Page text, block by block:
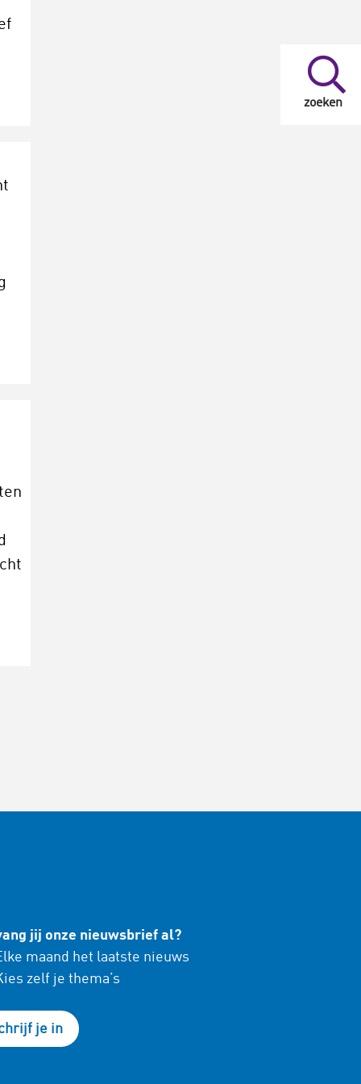
zoeken
jij onze nieuwsbrief al?
maand het laatste nieuws
zelf je thema’s
je in